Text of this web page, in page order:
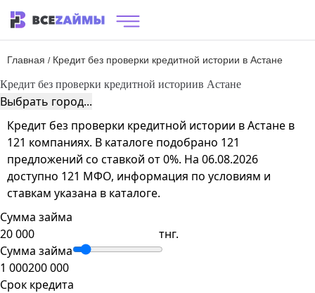
Главная / Кредит без проверки кредитной истории в Астане
Кредит без проверки кредитной историив Астане
Выбрать город...
Кредит без проверки кредитной истории в Астане в
121 компаниях. В каталоге подобрано 121
предложений со ставкой от 0%. На 06.08.2026
доступно 121 МФО, информация по условиям и
ставкам указана в каталоге.
Сумма займа
тнг.
Сумма займа
1 000200 000
Срок кредита